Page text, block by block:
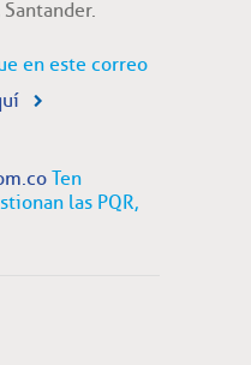
en este correo
Ten
las PQR,